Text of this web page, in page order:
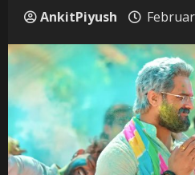
AnkitPiyush